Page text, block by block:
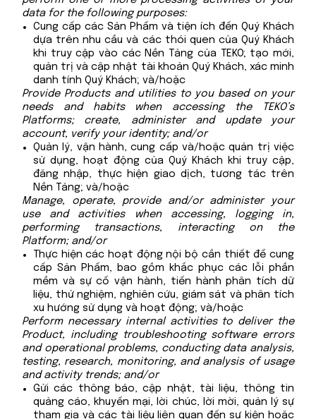
data for the following purposes:
Cung cấp các Sản Phẩm và tiện ích đến Quý Khách
dựa trên nhu cầu và các thói quen của Quý Khách
khi truy cập vào các Nền Tảng của TEKO; tạo mới,
quản trị và cập nhật tài khoản Quý Khách, xác minh
danh tính Quý Khách; và/hoặc
Provide Products and utilities to you based on your
needs and habits when accessing the TEKO’s
Platforms; create, administer and update your
account, verify your identity; and/or
Quản lý, vận hành, cung cấp và/hoặc quản trị việc
sử dụng, hoạt động của Quý Khách khi truy cập,
đăng nhập, thực hiện giao dịch, tương tác trên
Nền Tảng; và/hoặc
Manage, operate, provide and/or administer your
use and activities when accessing, logging in,
performing transactions, interacting on the
Platform; and/or
Thực hiện các hoạt động nội bộ cần thiết để cung
cấp Sản Phẩm, bao gồm khắc phục các lỗi phần
mềm và sự cố vận hành, tiến hành phân tích dữ
liệu, thử nghiệm, nghiên cứu, giám sát và phân tích
xu hướng sử dụng và hoạt động; và/hoặc
Perform necessary internal activities to deliver the
Product, including troubleshooting software errors
and operational problems, conducting data analysis,
testing, research, monitoring, and analysis of usage
and activity trends; and/or
Gửi các thông báo, cập nhật, tài liệu, thông tin
quảng cáo, khuyến mại, lời chúc, lời mời, quản lý sự
tham gia và các tài liệu liên quan đến sự kiện hoặc